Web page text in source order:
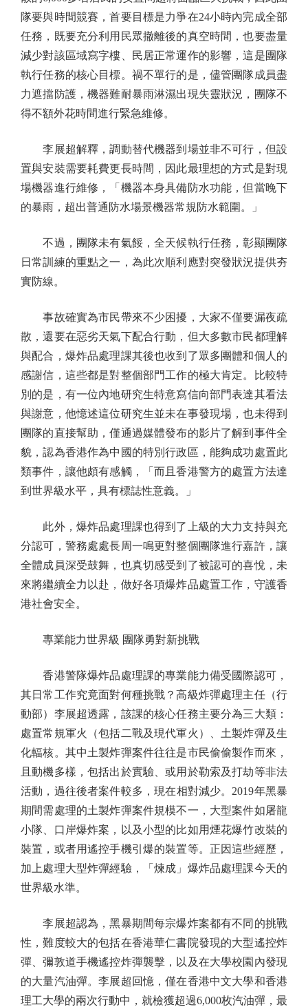
隊要與時間競賽，首要目標是力爭在24小時內完成全部
任務，既要充分利用民眾撤離後的真空時間，也要盡量
減少對該區域寫字樓、民居正常運作的影響，這是團隊
執行任務的核心目標。禍不單行的是，儘管團隊成員盡
力遮擋防護，機器難耐暴雨淋濕出現失靈狀況，團隊不
得不額外花時間進行緊急維修。
李展超解釋，調動替代機器到場並非不可行，但設
置與安裝需要耗費更長時間，因此最理想的方式是對現
場機器進行維修，「機器本身具備防水功能，但當晚下
的暴雨，超出普通防水場景機器常規防水範圍。」
不過，團隊未有氣餒，全天候執行任務，彰顯團隊
日常訓練的重點之一，為此次順利應對突發狀況提供夯
實防線。
事故確實為市民帶來不少困擾，大家不僅要漏夜疏
散，還要在惡劣天氣下配合行動，但大多數市民都理解
與配合，爆炸品處理課其後也收到了眾多團體和個人的
感謝信，這些都是對整個部門工作的極大肯定。比較特
別的是，有一位內地研究生特意寫信向部門表達其看法
與謝意，他憶述這位研究生並未在事發現場，也未得到
團隊的直接幫助，僅通過媒體發布的影片了解到事件全
貌，認為香港作為中國的特別行政區，能夠成功處置此
類事件，讓他頗有感觸，「而且香港警方的處置方法達
到世界級水平，具有標誌性意義。」
此外，爆炸品處理課也得到了上級的大力支持與充
分認可，警務處處長周一鳴更對整個團隊進行嘉許，讓
全體成員深受鼓舞，也真切感受到了被認可的喜悅，未
來將繼續全力以赴，做好各項爆炸品處置工作，守護香
港社會安全。
專業能力世界級 團隊勇對新挑戰
香港警隊爆炸品處理課的專業能力備受國際認可，
其日常工作究竟面對何種挑戰？高級炸彈處理主任（行
動部）李展超透露，該課的核心任務主要分為三大類：
處置常規軍火（包括二戰及現代軍火）、土製炸彈及生
化輻核。其中土製炸彈案件往往是市民偷偷製作而來，
且動機多樣，包括出於實驗、或用於勒索及打劫等非法
活動，過往後者案件較多，現在相對減少。2019年黑暴
期間需處理的土製炸彈案件規模不一，大型案件如屠龍
小隊、口岸爆炸案，以及小型的比如用煙花爆竹改裝的
裝置，或者用遙控手機引爆的裝置等。正因這些經歷，
加上處理大型炸彈經驗，「煉成」爆炸品處理課今天的
世界級水準。
李展超認為，黑暴期間每宗爆炸案都有不同的挑戰
性，難度較大的包括在香港華仁書院發現的大型遙控炸
彈、彌敦道手機遙控炸彈襲擊，以及在大學校園內發現
的大量汽油彈。李展超回憶，僅在香港中文大學和香港
理工大學的兩次行動中，就檢獲超過6,000枚汽油彈，最